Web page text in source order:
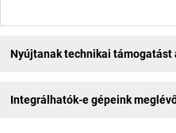
Nyújtanak technikai támogatást
Integrálhatók-e gépeink